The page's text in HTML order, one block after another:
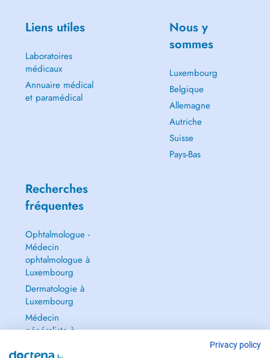
Liens utiles
Laboratoires
médicaux
Annuaire médical
et paramédical
Nous y
sommes
Luxembourg
Belgique
Allemagne
Autriche
Suisse
Pays-Bas
Recherches
fréquentes
Ophtalmologue -
Médecin
ophtalmologue à
Luxembourg
Dermatologie à
Luxembourg
Médecin
généraliste à
Privacy policy